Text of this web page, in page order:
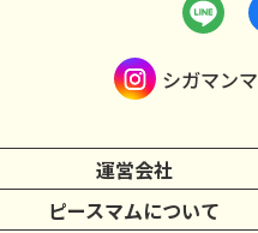
運営会社
ピースマムについて
シガマンマ